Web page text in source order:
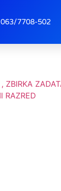
063/7708-502